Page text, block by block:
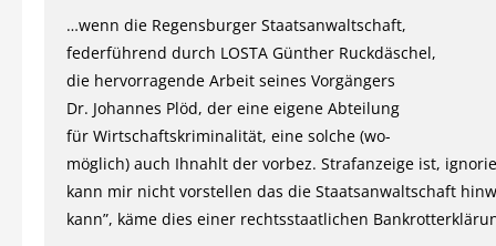
…wenn die Regensburger Staatsanwaltschaft,
federführend durch LOSTA Günther Ruckdäschel,
die hervorragende Arbeit seines Vorgängers
Dr. Johannes Plöd, der eine eigene Abteilung
für Wirtschaftskriminalität, eine solche (wo-
möglich) auch Ihnahlt der vorbez. Strafanzeige ist,
kann mir nicht vorstellen das die Staatsanwaltschaft
kann”, käme dies einer rechtsstaatlichen